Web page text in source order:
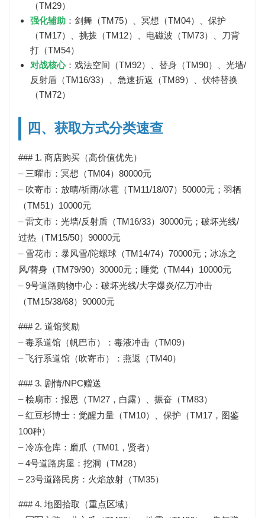
（TM29）
强化辅助 ：剑舞（TM75）、冥想（TM04）、保护
（TM17）、挑拨（TM12）、电磁波（TM73）、刀背
打（TM54）
对战核心：戏法空间（TM92）、替身（TM90）、光墙/
反射盾（TM16/33）、急速折返（TM89）、伏特替换
（TM72）
四、获取方式分类速查
### 1. 商店购买（高价值优先）
– 三曜市：冥想（TM04）80000元
– 吹寄市：放晴/祈雨/冰雹（TM11/18/07）50000元；羽栖
（TM51）10000元
– 雷文市：光墙/反射盾（TM16/33）30000元；破坏光线/
过热（TM15/50）90000元
– 雪花市：暴风雪/陀螺球（TM14/74）70000元；冰冻之
风/替身（TM79/90）30000元；睡觉（TM44）10000元
– 9号道路购物中心：破坏光线/大字爆炎/亿万冲击
（TM15/38/68）90000元
### 2. 道馆奖励
– 毒系道馆（帆巴市）：毒液冲击（TM09）
– 飞行系道馆（吹寄市）：燕返（TM40）
### 3. 剧情/NPC赠送
– 桧扇市：报恩（TM27，白露）、振奋（TM83）
– 红豆杉博士：觉醒力量（TM10）、保护（TM17，图鉴
100种）
– 冷冻仓库：磨爪（TM01，贤者）
– 4号道路房屋：挖洞（TM28）
– 23号道路民房：火焰放射（TM35）
### 4. 地图拾取（重点区域）